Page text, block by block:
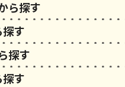
ら探す
探す
探す
す